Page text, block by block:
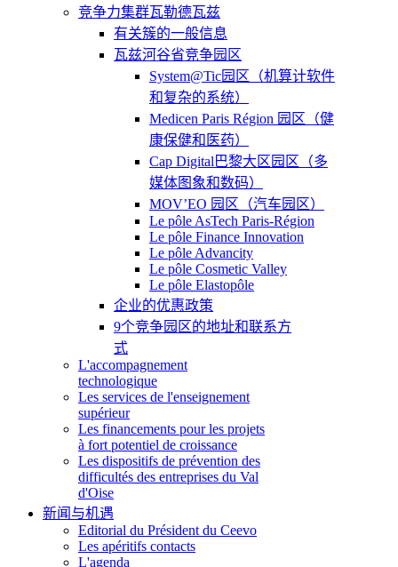
竞争力集群瓦勒德瓦兹
有关簇的一般信息
瓦兹河谷省竞争园区
System@Tic园区（机算计软件
和复杂的系统）
Medicen Paris Région 园区（健
康保健和医药）
Cap Digital巴黎大区园区（多
媒体图象和数码）
MOV’EO 园区（汽车园区）
Le pôle AsTech Paris-Région
Le pôle Finance Innovation
Le pôle Advancity
Le pôle Cosmetic Valley
Le pôle Elastopôle
企业的优惠政策
9个竞争园区的地址和联系方
式
L'accompagnement
technologique
Les services de l'enseignement
supérieur
Les financements pour les projets
à fort potentiel de croissance
Les dispositifs de prévention des
difficultés des entreprises du Val
d'Oise
新闻与机遇
Editorial du Président du Ceevo
Les apéritifs contacts
L'agenda